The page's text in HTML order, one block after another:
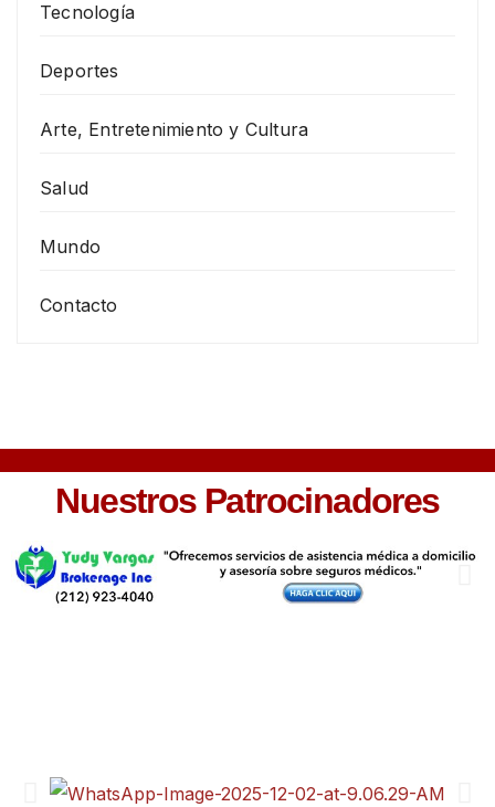
Tecnología
Deportes
Arte, Entretenimiento y Cultura
Salud
Mundo
Contacto
Nuestros Patrocinadores